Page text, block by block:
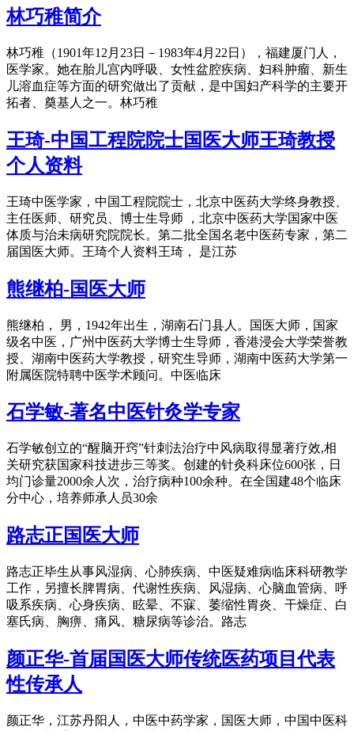
林巧稚简介
林巧稚（1901年12月23日－1983年4月22日），福建厦门人，
医学家。她在胎儿宫内呼吸、女性盆腔疾病、妇科肿瘤、新生
儿溶血症等方面的研究做出了贡献，是中国妇产科学的主要开
拓者、奠基人之一。林巧稚
王琦-中国工程院院士国医大师王琦教授
个人资料
王琦中医学家，中国工程院院士，北京中医药大学终身教授、
主任医师、研究员、博士生导师 ，北京中医药大学国家中医
体质与治未病研究院院长。第二批全国名老中医药专家，第二
届国医大师。王琦个人资料王琦， 是江苏
熊继柏-国医大师
熊继柏， 男，1942年出生，湖南石门县人。国医大师，国家
级名中医，广州中医药大学博士生导师，香港浸会大学荣誉教
授、湖南中医药大学教授，研究生导师，湖南中医药大学第一
附属医院特聘中医学术顾问。中医临床
石学敏-著名中医针灸学专家
石学敏创立的“醒脑开窍”针刺法治疗中风病取得显著疗效,相
关研究获国家科技进步三等奖。创建的针灸科床位600张，日
均门诊量2000余人次，治疗病种100余种。在全国建48个临床
分中心，培养师承人员30余
路志正国医大师
路志正毕生从事风湿病、心肺疾病、中医疑难病临床科研教学
工作，另擅长脾胃病、代谢性疾病、风湿病、心脑血管病、呼
吸系疾病、心身疾病、眩晕、不寐、萎缩性胃炎、干燥症、白
塞氏病、胸痹、痛风、糖尿病等诊治。路志
颜正华-首届国医大师传统医药项目代表
性传承人
颜正华，江苏丹阳人，中医中药学家，国医大师，中国中医科